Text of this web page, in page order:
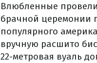
Влюбленные
брачной церемонии
популярного
вручную расшито
22-метровая вуаль